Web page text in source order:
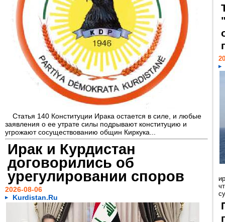
Статья 140 Конституции Ирака остается в силе, и любые
заявления о ее утрате силы подрывают конституцию и
угрожают сосуществованию общин Киркука...
Ирак и Курдистан
договорились об
урегулировании споров
2026-08-06
Kurdistan.Ru